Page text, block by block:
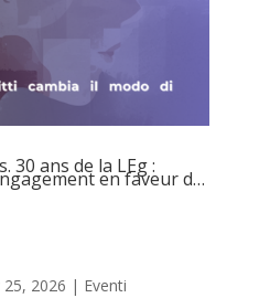
30 ans de la LEg :
en faveur de
25, 2026 | Eventi